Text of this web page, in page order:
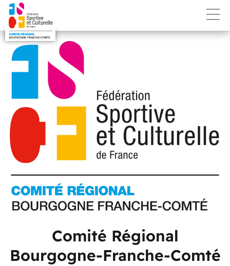
Comité Régional
Bourgogne-Franche-Comté